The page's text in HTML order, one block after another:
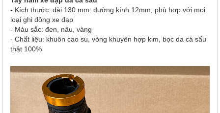
- Kích thước: dài 130 mm: đường kính 12mm, phù hợp với mọi
loại ghi đông xe đạp
- Màu sắc: đen, nâu, vàng
- Chất liệu: khuôn cao su, vòng khuyên hợp kim, bọc da cá sấu
thật 100%